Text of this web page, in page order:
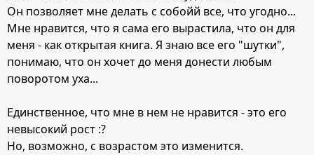
Он позволяет мне делать с собойй все, что угодно...
Мне нравится, что я сама его вырастила, что он для
меня - как открытая книга. Я знаю все его "шутки",
понимаю, что он хочет до меня донести любым
поворотом уха...
Единственное, что мне в нем не нравится - это его
невысокий рост :?
Но, возможно, с возрастом это изменится.